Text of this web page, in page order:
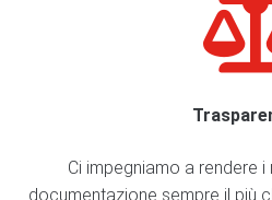
Ci impegniamo a rendere
documentazione sempre il più